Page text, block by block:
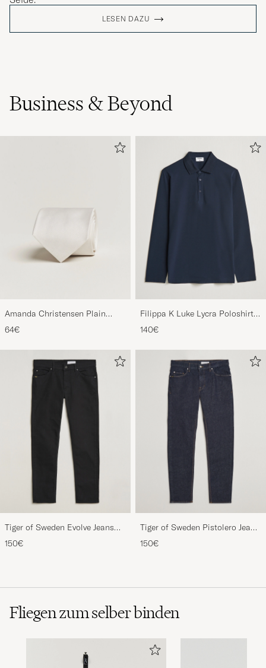
LESEN DAZU
Business & Beyond
Amanda Christensen Plain
Classic Tie 8 cm White
64€
Filippa K Luke Lycra Poloshirt
Navy
140€
Tiger of Sweden Evolve Jeans
Forever Black
150€
Tiger of Sweden Pistolero Jeans
Ripen Blue
150€
Fliegen zum selber binden